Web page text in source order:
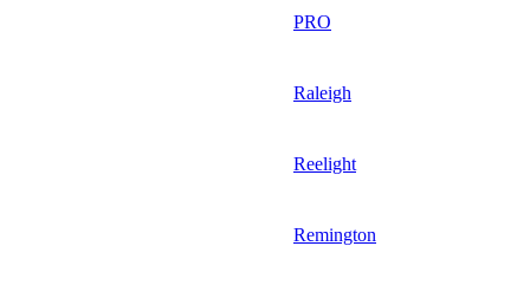
PRO
Raleigh
Reelight
Remington